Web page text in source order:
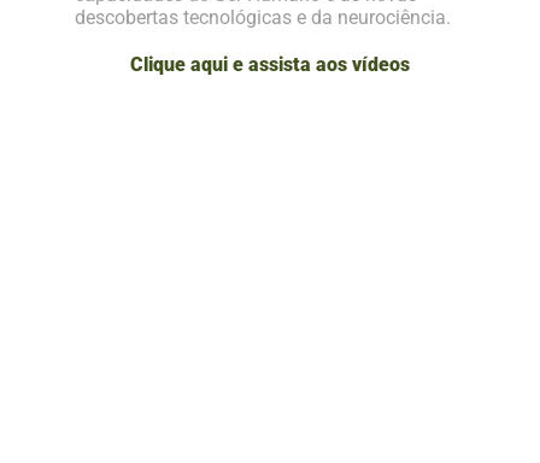
descobertas tecnológicas e da neurociência.
Clique aqui e assista aos vídeos